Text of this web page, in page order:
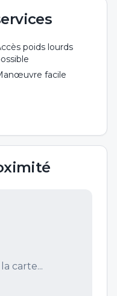
poids lourds
facile
carte...